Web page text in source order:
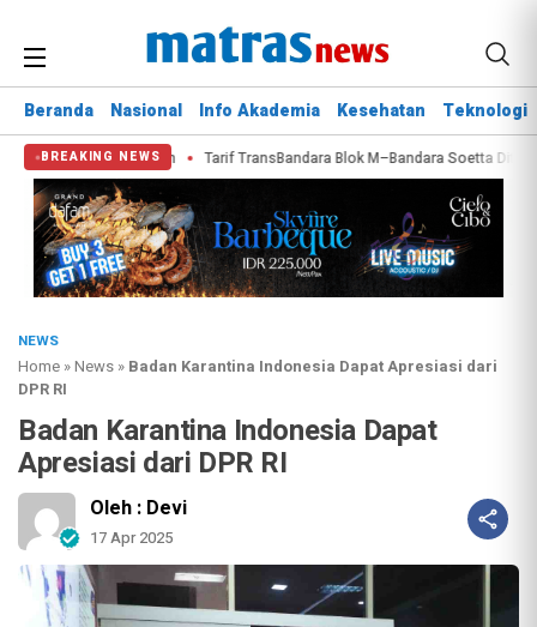
Beranda Nasional Info Akademia Kesehatan Teknologi
BREAKING NEWS
Kepemimpinan Tarif TransBandara Blok M–Bandara Soetta Ditetapkan
NEWS
Home »News » Badan Karantina Indonesia Dapat Apresiasi dari
DPR RI
Badan Karantina Indonesia Dapat
Apresiasi dari DPR RI
Oleh : Devi
17 Apr 2025